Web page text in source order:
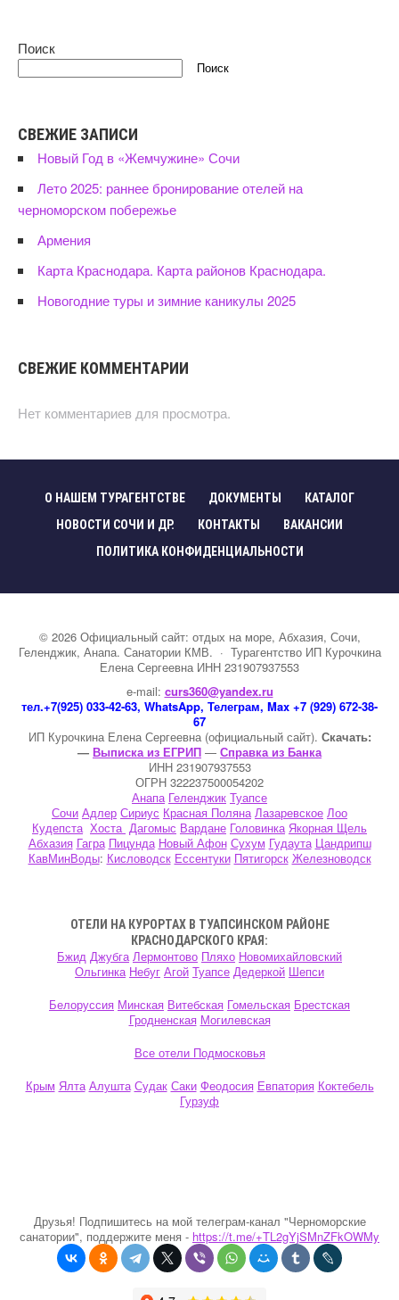
Поиск
Поиск
СВЕЖИЕ ЗАПИСИ
Новый Год в «Жемчужине» Сочи
Лето 2025: раннее бронирование отелей на
черноморском побережье
Армения
Карта Краснодара. Карта районов Краснодара.
Новогодние туры и зимние каникулы 2025
СВЕЖИЕ КОММЕНТАРИИ
Нет комментариев для просмотра.
О НАШЕМ ТУРАГЕНТСТВЕ ДОКУМЕНТЫ
КАТАЛОГ
НОВОСТИ СОЧИ И ДР.
КОНТАКТЫ
ВАКАНСИИ
ПОЛИТИКА КОНФИДЕНЦИАЛЬНОСТИ
© 2026 Официальный сайт: отдых на море, Абхазия, Сочи,
Геленджик, Анапа. Санатории КМВ. · Турагентство ИП Курочкина
Елена Сергеевна ИНН 231907937553
e-mail: curs360@yandex.ru
тел.+7(925) 033-42-63, WhatsApp, Телеграм, Max +7 (929) 672-38-
67
ИП Курочкина Елена Сергеевна (официальный сайт). Скачать:
— Выписка из ЕГРИП — Справка из Банка
ИНН 231907937553
ОГРН 322237500054202
Анапа Геленджик Туапсе
Сочи Адлер Сириус Красная Поляна Лазаревское Лоо
Кудепста Хоста Дагомыс Вардане Головинка Якорная Щель
Абхазия Гагра Пицунда Новый Афон Сухум Гудаута Цандрипш
КавМинВоды: Кисловодск Ессентуки Пятигорск Железноводск
ОТЕЛИ НА КУРОРТАХ В ТУАПСИНСКОМ РАЙОНЕ
КРАСНОДАРСКОГО КРАЯ:
Бжид Джубга Лермонтово Пляхо Новомихайловский
Ольгинка Небуг Агой Туапсе Дедеркой Шепси
Белоруссия Минская Витебская Гомельская Брестская
Гродненская Могилевская
Все отели Подмосковья
Крым Ялта Алушта Судак Саки Феодосия Евпатория Коктебель
Гурзуф
Друзья! Подпишитесь на мой телеграм-канал "Черноморские
санатории", поддержите меня - https://t.me/+TL2gYjSMnZFkOWMy